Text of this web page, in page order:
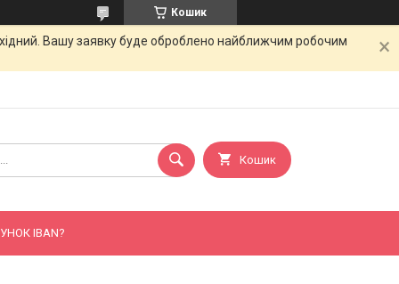
Кошик
Вашу заявку буде оброблено найближчим робочим
Кошик
IBAN?